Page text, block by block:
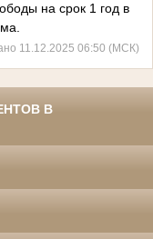
на срок 1 год в
11.12.2025 06:50 (МСК)
В